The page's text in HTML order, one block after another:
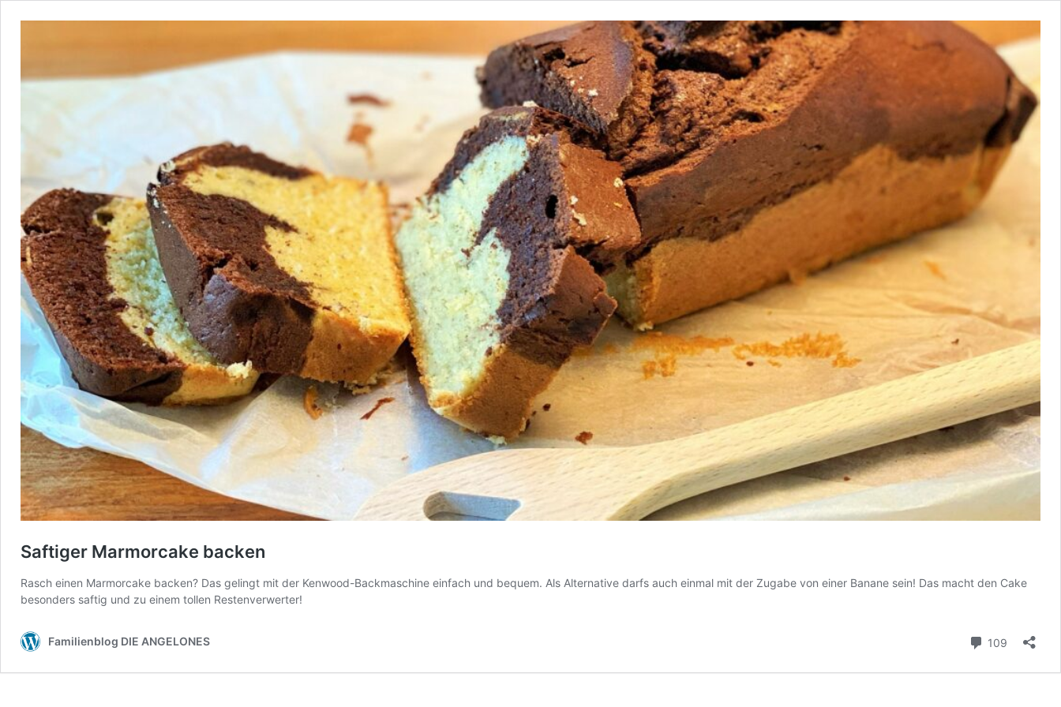
Saftiger Marmorcake backen
Rasch einen Marmorcake backen? Das gelingt mit der Kenwood-Backmaschine einfach und bequem. Als Alternative darfs auch einmal mit der Zugabe von einer Banane sein! Das macht den Cake
besonders saftig und zu einem tollen Restenverwerter!
Familienblog DIE ANGELONES 109